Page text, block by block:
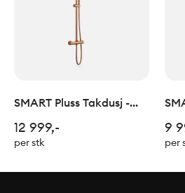
SMART Pluss Takdusj -
12 999,-
per stk
9
per